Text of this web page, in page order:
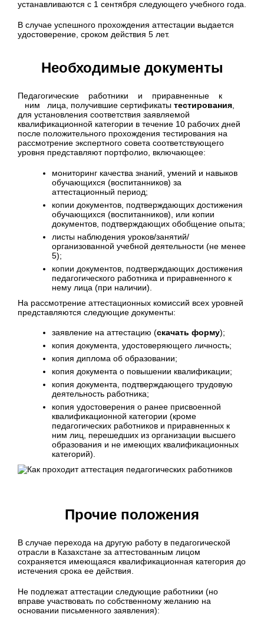
устанавливаются с 1 сентября следующего учебного года.
В случае успешного прохождения аттестации выдается
удостоверение, сроком действия 5 лет.
Необходимые документы
Педагогические работники и приравненные к
ним лица, получившие сертификаты тестирования,
для установления соответствия заявляемой
квалификационной категории в течение 10 рабочих дней
после положительного прохождения тестирования на
рассмотрение экспертного совета соответствующего
уровня представляют портфолио, включающее:
мониторинг качества знаний, умений и навыков
обучающихся (воспитанников) за
аттестационный период;
копии документов, подтверждающих достижения
обучающихся (воспитанников), или копии
документов, подтверждающих обобщение опыта;
листы наблюдения уроков/занятий/
организованной учебной деятельности (не менее
5);
копии документов, подтверждающих достижения
педагогического работника и приравненного к
нему лица (при наличии).
На рассмотрение аттестационных комиссий всех уровней
представляются следующие документы:
заявление на аттестацию (скачать форму);
копия документа, удостоверяющего личность;
копия диплома об образовании;
копия документа о повышении квалификации;
копия документа, подтверждающего трудовую
деятельность работника;
копия удостоверения о ранее присвоенной
квалификационной категории (кроме
педагогических работников и приравненных к
ним лиц, перешедших из организации высшего
образования и не имеющих квалификационных
категорий).
Прочие положения
В случае перехода на другую работу в педагогической
отрасли в Казахстане за аттестованным лицом
сохраняется имеющаяся квалификационная категория до
истечения срока ее действия.
Не подлежат аттестации следующие работники (но
вправе участвовать по собственному желанию на
основании письменного заявления):